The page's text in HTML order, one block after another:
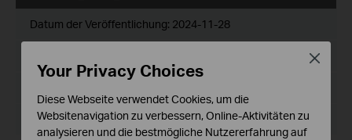
Datum der Veröffentlichung: 2024-11-28
Betriebssystem: Windows 7/10/11/Server 2008 64bits
Your Privacy Choices
Diese Webseite verwendet Cookies, um die
Websitenavigation zu verbessern, Online-Aktivitäten zu
analysieren und die bestmögliche Nutzererfahrung auf
Close